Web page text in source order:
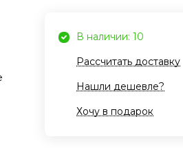
В наличии: 10
Рассчитать доставку
Нашли дешевле?
Хочу в подарок